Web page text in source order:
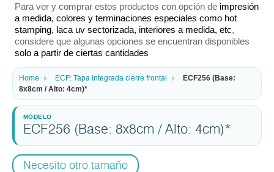
Home ECF: Tapa integrada cierre frontal
ECF256 (Base:
8x8cm / Alto: 4cm)*
ECF256 (Base: 8x8cm / Alto: 4cm)*
Necesito otro tamaño
Para ver y comprar estos productos con opción de impresión
a medida, colores y terminaciones especiales como hot
stamping, laca uv sectorizada, interiores a medida, etc,
considere que algunas opciones se encuentran disponibles
solo a partir de ciertas cantidades